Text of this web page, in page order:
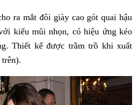
ra mắt đôi giày cao gót quai hậu
kiểu mũi nhọn, có hiệu ứng kéo
Thiết kế được trầm trồ khi xuất
trên).